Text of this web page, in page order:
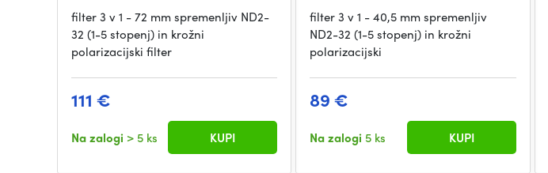
filter 3 v 1 - 72 mm spremenljiv ND2-
32 (1-5 stopenj) in krožni
polarizacijski filter
111 €
Na zalogi > 5 ks KUPI
filter 3 v 1 - 40,5 mm spremenljiv
ND2-32 (1-5 stopenj) in krožni
polarizacijski
89 €
Na zalogi 5 ks KUPI